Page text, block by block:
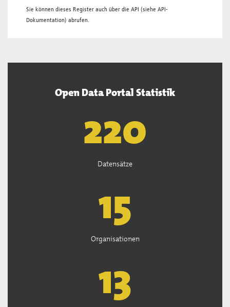
Sie können dieses Register auch über die API (siehe API-
Dokumentation) abrufen.
Open Data Portal Statistik
222
Datensätze
15
Organisationen
13